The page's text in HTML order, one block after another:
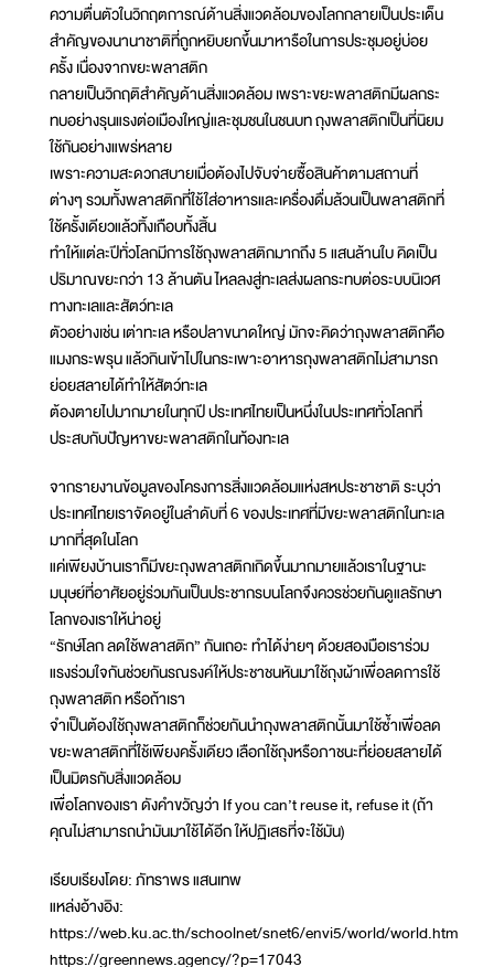
ความตื่นตัวในวิกฤตการณ์ด้านสิ่งแวดล้อมของโลกกลายเป็นประเด็น
สำคัญของนานาชาติที่ถูกหยิบยกขึ้นมาหารือในการประชุมอยู่บ่อย
ครั้ง เนื่องจากขยะพลาสติก
กลายเป็นวิกฤติสำคัญด้านสิ่งแวดล้อม เพราะขยะพลาสติกมีผลกระ
ทบอย่างรุนแรงต่อเมืองใหญ่และชุมชนในชนบท ถุงพลาสติกเป็นที่นิยม
ใช้กันอย่างแพร่หลาย
เพราะความสะดวกสบายเมื่อต้องไปจับจ่ายซื้อสินค้าตามสถานที่
ต่างๆ รวมทั้งพลาสติกที่ใช้ใส่อาหารและเครื่องดื่มล้วนเป็นพลาสติกที่
ใช้ครั้งเดียวแล้วทิ้งเกือบทั้งสิ้น
ทำให้แต่ละปีทั่วโลกมีการใช้ถุงพลาสติกมากถึง 5 แสนล้านใบ คิดเป็น
ปริมาณขยะกว่า 13 ล้านตัน ไหลลงสู่ทะเลส่งผลกระทบต่อระบบนิเวศ
ทางทะเลและสัตว์ทะเล
ตัวอย่างเช่น เต่าทะเล หรือปลาขนาดใหญ่ มักจะคิดว่าถุงพลาสติกคือ
แมงกระพรุน แล้วกินเข้าไปในกระเพาะอาหารถุงพลาสติกไม่สามารถ
ย่อยสลายได้ทำให้สัตว์ทะเล
ต้องตายไปมากมายในทุกปี ประเทศไทยเป็นหนึ่งในประเทศทั่วโลกที่
ประสบกับปัญหาขยะพลาสติกในท้องทะเล
จากรายงานข้อมูลของโครงการสิ่งแวดล้อมแห่งสหประชาชาติ ระบุว่า
ประเทศไทยเราจัดอยู่ในลำดับที่ 6 ของประเทศที่มีขยะพลาสติกในทะเล
มากที่สุดในโลก
แค่เพียงบ้านเราก็มีขยะถุงพลาสติกเกิดขึ้นมากมายแล้วเราในฐานะ
มนุษย์ที่อาศัยอยู่ร่วมกันเป็นประชากรบนโลกจึงควรช่วยกันดูแลรักษา
โลกของเราให้น่าอยู่
“รักษ์โลก ลดใช้พลาสติก” กันเถอะ ทำได้ง่ายๆ ด้วยสองมือเราร่วม
แรงร่วมใจกันช่วยกันรณรงค์ให้ประชาชนหันมาใช้ถุงผ้าเพื่อลดการใช้
ถุงพลาสติก หรือถ้าเรา
จำเป็นต้องใช้ถุงพลาสติกก็ช่วยกันนำถุงพลาสติกนั้นมาใช้ซ้ำเพื่อลด
ขยะพลาสติกที่ใช้เพียงครั้งเดียว เลือกใช้ถุงหรือภาชนะที่ย่อยสลายได้
เป็นมิตรกับสิ่งแวดล้อม
เพื่อโลกของเรา ดังคำขวัญว่า If you can’t reuse it, refuse it (ถ้า
คุณไม่สามารถนำมันมาใช้ได้อีก ให้ปฏิเสธที่จะใช้มัน)
เรียบเรียงโดย: ภัทราพร แสนเทพ
แหล่งอ้างอิง:
https://web.ku.ac.th/schoolnet/snet6/envi5/world/world.htm
https://greennews.agency/?p=17043